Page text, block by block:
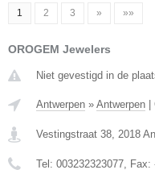
1 2 3 » »»
OROGEM Jewelers
Niet gevestigd in de
Antwerpen » Antwerpen
Vestingstraat 38, 2018
Tel: 003232323077, Fax: